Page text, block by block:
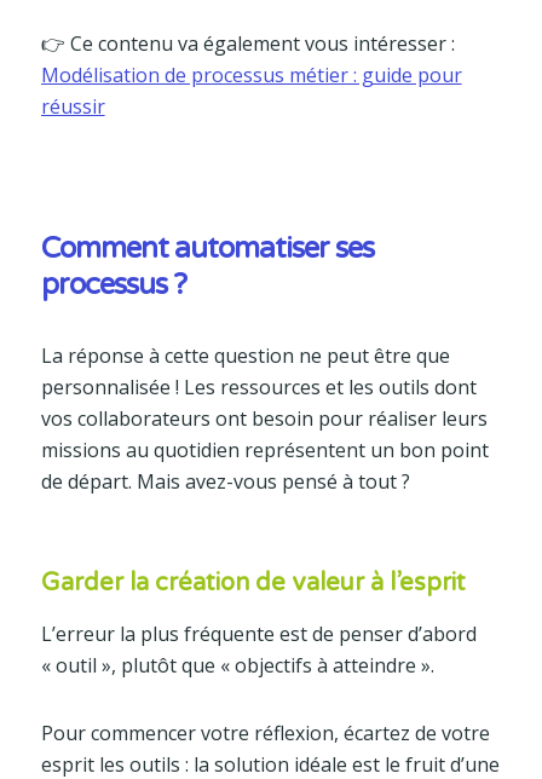
👉 Ce contenu va également vous intéresser :
Modélisation de processus métier : guide pour
réussir
Comment automatiser ses
processus ?
La réponse à cette question ne peut être que
personnalisée ! Les ressources et les outils dont
vos collaborateurs ont besoin pour réaliser leurs
missions au quotidien représentent un bon point
de départ. Mais avez-vous pensé à tout ?
Garder la création de valeur à l’esprit
L’erreur la plus fréquente est de penser d’abord
« outil », plutôt que « objectifs à atteindre ».
Pour commencer votre réflexion, écartez de votre
esprit les outils : la solution idéale est le fruit d’une